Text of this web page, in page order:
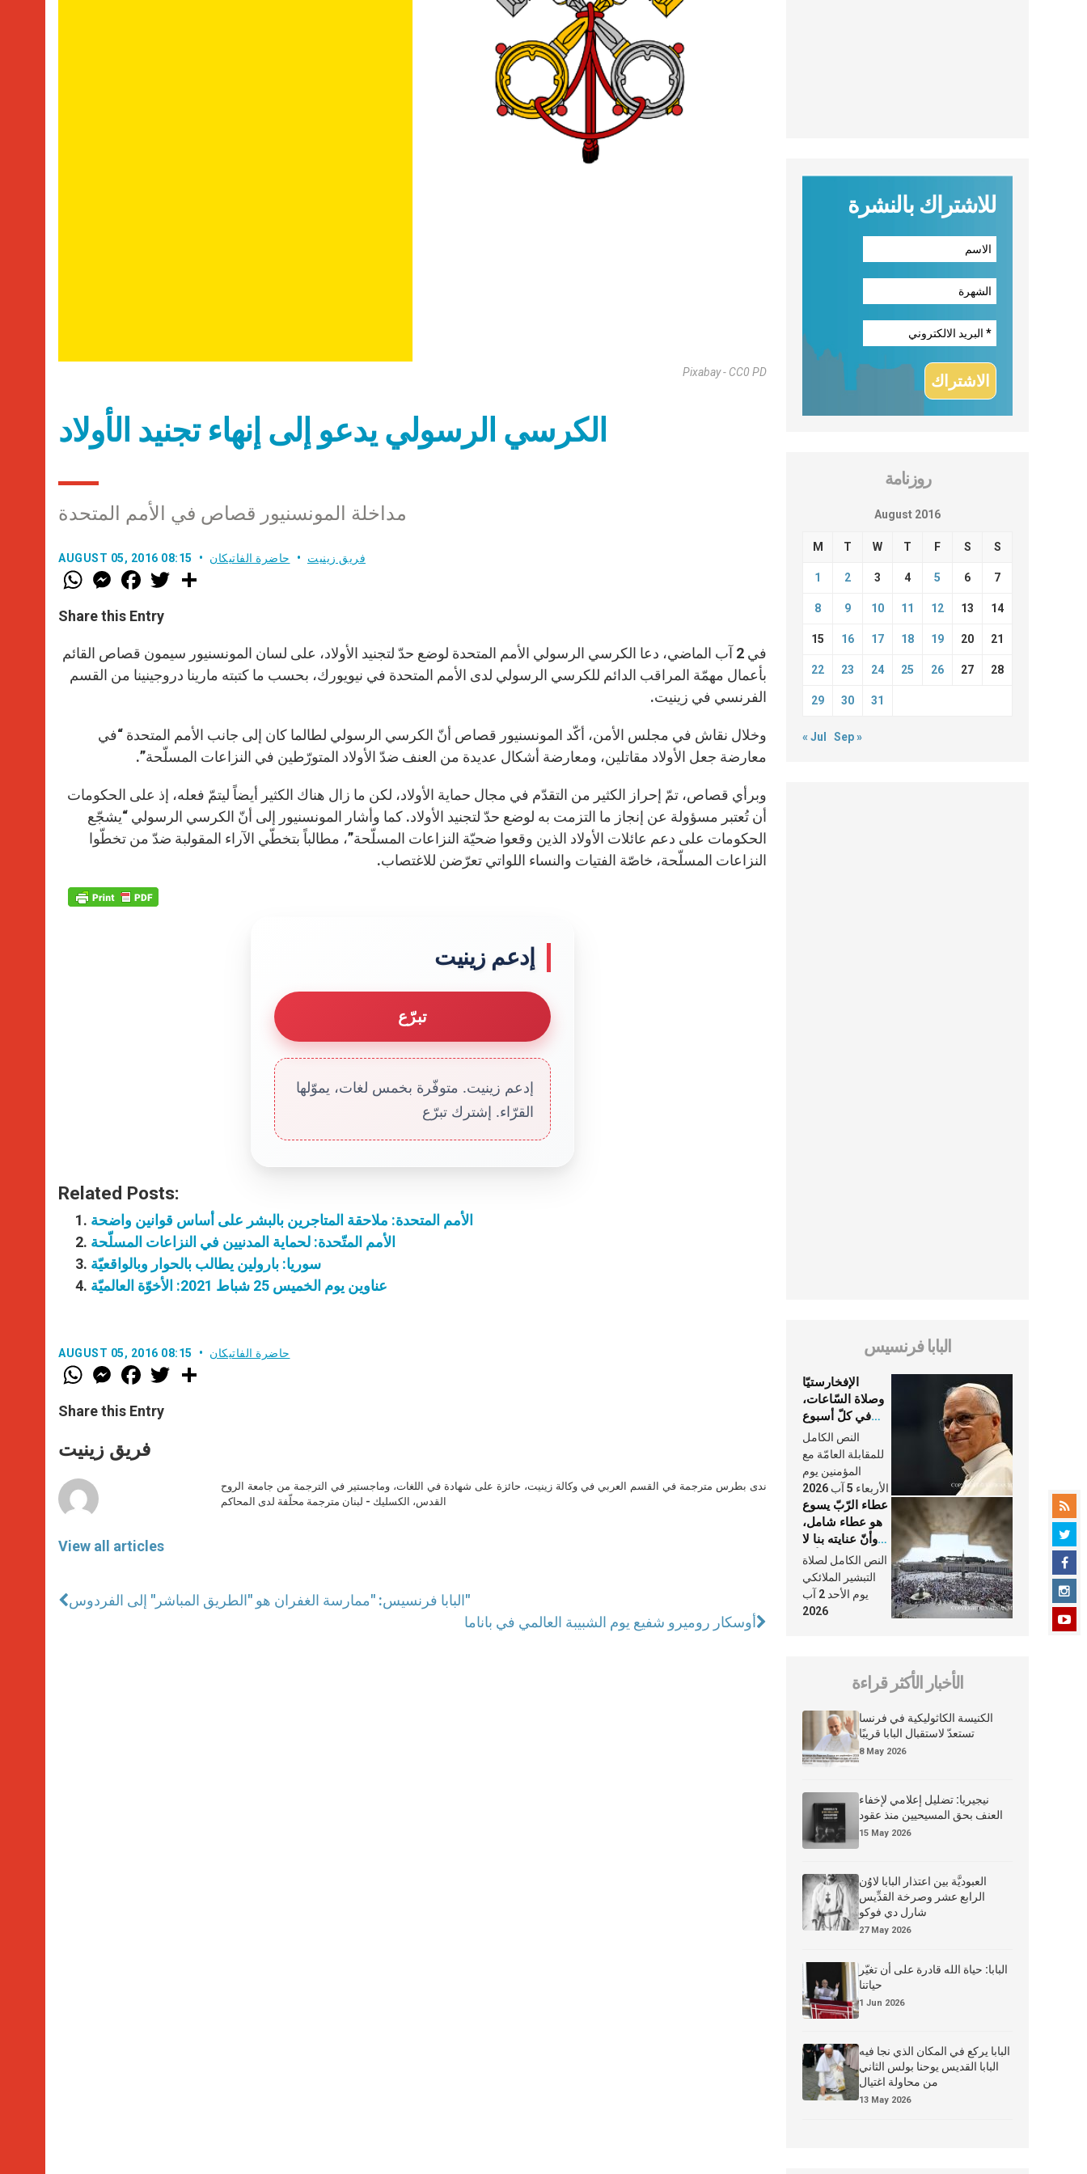
Pixabay - CC0 PD
الكرسي الرسولي يدعو إلى إنهاء تجنيد الأولاد
مداخلة المونسنيور قصاص في الأمم المتحدة
AUGUST 05, 2016 08:15 فريق زينيت حاضرة الفاتيكان
W
h
t
s
p
p
M
e
s
e
g
e
r
F
a
e
b
o
k
w
r
Share this Entry
في 2 آب الماضي، دعا الكرسي الرسولي الأمم المتحدة لوضع حدّ لتجنيد الأولاد، على لسان المونسنيور سيمون قصاص القائم
بأعمال مهمّة المراقب الدائم للكرسي الرسولي لدى الأمم المتحدة في نيويورك، بحسب ما كتبته مارينا دروجينينا من القسم
الفرنسي في زينيت.
وخلال نقاش في مجلس الأمن، أكّد المونسنيور قصاص أنّ الكرسي الرسولي لطالما كان إلى جانب الأمم المتحدة “في
معارضة جعل الأولاد مقاتلين، ومعارضة أشكال عديدة من العنف ضدّ الأولاد المتورّطين في النزاعات المسلّحة”.
وبرأي قصاص، تمّ إحراز الكثير من التقدّم في مجال حماية الأولاد، لكن ما زال هناك الكثير أيضاً ليتمّ فعله، إذ على الحكومات
أن تُعتبر مسؤولة عن إنجاز ما التزمت به لوضع حدّ لتجنيد الأولاد. كما وأشار المونسنيور إلى أنّ الكرسي الرسولي “يشجّع
الحكومات على دعم عائلات الأولاد الذين وقعوا ضحيّة النزاعات المسلّحة”، مطالباً بتخطّي الآراء المقولبة ضدّ من تخطّوا
النزاعات المسلّحة، خاصّة الفتيات والنساء اللواتي تعرّضن للاغتصاب.
إدعم زينيت
تبرّع
إدعم زينيت. متوفّرة بخمس لغات، يموّلها
القرّاء. إشترك تبرّع
Related Posts:
الأمم المتحدة: ملاحقة المتاجرين بالبشر على أساس قوانين واضحة
الأمم المتّحدة: لحماية المدنيين في النزاعات المسلّحة
سوريا: بارولين يطالب بالحوار وبالواقعيّة
عناوين يوم الخميس 25 شباط 2021: الأخوّة العالميّة
AUGUST 05, 2016 08:15 حاضرة الفاتيكان
W
h
t
s
p
p
M
e
s
e
g
e
F
a
e
b
o
k
w
Share this Entry
فريق زينيت
View all articles
ندى بطرس مترجمة في القسم العربي في وكالة زينيت، حائزة على شهادة في اللغات، وماجستير في الترجمة من جامعة الروح
القدس، الكسليك - لبنان مترجمة محلّفة لدى المحاكم
البابا فرنسيس: "ممارسة الغفران هو "الطريق المباشر" إلى الفردوس"
أوسكار روميرو شفيع يوم الشبيبة العالمي في باناما
للاشتراك بالنشرة
روزنامة
August 2016
M T W T F S S
1 2 3 4 5 6 7
8 9 10 11 12 13 14
15 16 17 18 19 20 21
22 23 24 25 26 27 28
29 30 31
« Jul Sep »
البابا فرنسيس
الإفخارستيّا
وصلاة السّاعات،
في كلّ أسبوع
وكلّ يوم، هما
النَّفَس في حياة
الكنيسة
النص الكامل
للمقابلة العامّة مع
المؤمنين يوم
الأربعاء 5 آب 2026
عطاء الرّبّ يسوع
هو عطاء شامل،
وأنّ عنايته بنا لا
تغيب عنّا أبدًا
النص الكامل لصلاة
التبشير الملائكي
يوم الأحد 2 آب
2026
الأخبار الأكثر قراءة
الكنيسة الكاثوليكية في فرنسا
تستعدّ لاستقبال البابا قريبًا
8 May 2026
نيجيريا: تضليل إعلامي لإخفاء
العنف بحق المسيحيين منذ عقود
15 May 2026
العبوديَّة بين اعتذار البابا لاوُن
الرابع عشر وصرخة القدِّيس
شارل دي فوكو
27 May 2026
البابا: حياة الله قادرة على أن تغيّر
حياتنا
1 Jun 2026
البابا يركع في المكان الذي نجا فيه
البابا القديس يوحنا بولس الثاني
من محاولة اغتيال
13 May 2026